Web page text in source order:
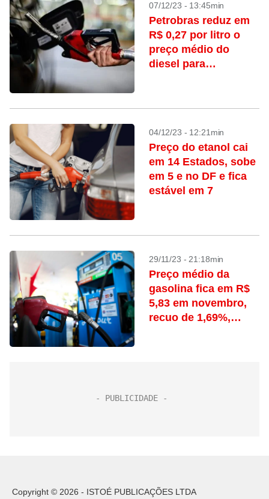
07/12/23 - 13:45min
Petrobras reduz em
R$ 0,27 por litro o
preço médio do
diesel para
04/12/23 - 12:21min
Preço do etanol cai
em 14 Estados, sobe
em 5 e no DF e fica
estável em 7
29/11/23 - 21:18min
Preço médio da
gasolina fica em R$
5,83 em novembro,
recuo de 1,69%,
Copyright © 2026 - ISTOÉ PUBLICAÇÕES LTDA